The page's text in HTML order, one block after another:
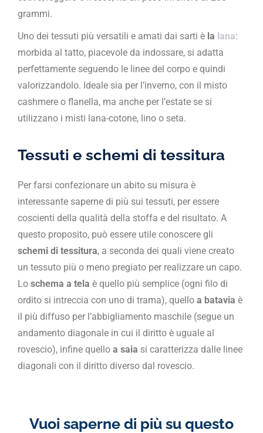
grammi.
Uno dei tessuti più versatili e amati dai sarti è la lana:
morbida al tatto, piacevole da indossare, si adatta
perfettamente seguendo le linee del corpo e quindi
valorizzandolo. Ideale sia per l’inverno, con il misto
cashmere o flanella, ma anche per l’estate se si
utilizzano i misti lana-cotone, lino o seta.
Tessuti e schemi di tessitura
Per farsi confezionare un abito su misura è
interessante saperne di più sui tessuti, per essere
coscienti della qualità della stoffa e del risultato. A
questo proposito, può essere utile conoscere gli
schemi di tessitura, a seconda dei quali viene creato
un tessuto più o meno pregiato per realizzare un capo.
Lo schema a tela è quello più semplice (ogni filo di
ordito si intreccia con uno di trama), quello a batavia è
il più diffuso per l’abbigliamento maschile (segue un
andamento diagonale in cui il diritto è uguale al
rovescio), infine quello a saia si caratterizza dalle linee
diagonali con il diritto diverso dal rovescio.
Vuoi saperne di più su questo